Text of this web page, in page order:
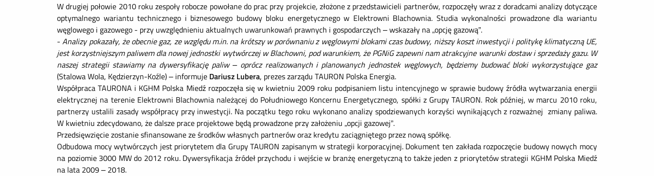
W drugiej połowie 2010 roku zespoły robocze powołane do prac przy projekcie, złożone z przedstawicieli partnerów, rozpoczęły wraz z doradcami analizy dotyczące
optymalnego wariantu technicznego i biznesowego budowy bloku energetycznego w Elektrowni Blachownia. Studia wykonalności prowadzone dla wariantu
węglowego i gazowego - przy uwzględnieniu aktualnych uwarunkowań prawnych i gospodarczych – wskazały na „opcję gazową”.
-Analizy pokazały, że obecnie gaz, ze względu m.in. na krótszy w porównaniu z węglowymi blokami czas budowy, niższy koszt inwestycji i politykę klimatyczną UE,
jest korzystniejszym paliwem dla nowej jednostki wytwórczej w Blachowni, pod warunkiem, że PGNiG zapewni nam atrakcyjne warunki dostaw i sprzedaży gazu. W
naszej strategii stawiamy na dywersyfikację paliw – oprócz realizowanych i planowanych jednostek węglowych, będziemy budować bloki wykorzystujące gaz
(Stalowa Wola, Kędzierzyn-Koźle) – informuje Dariusz Lubera, prezes zarządu TAURON Polska Energia.
Współpraca TAURONA i KGHM Polska Miedź rozpoczęła się w kwietniu 2009 roku podpisaniem listu intencyjnego w sprawie budowy źródła wytwarzania energii
elektrycznej na terenie Elektrowni Blachownia należącej do Południowego Koncernu Energetycznego, spółki z Grupy TAURON. Rok później, w marcu 2010 roku,
partnerzy ustalili zasady współpracy przy inwestycji. Na początku tego roku wykonano analizy spodziewanych korzyści wynikających z rozważnej zmiany paliwa.
W kwietniu zdecydowano, że dalsze prace projektowe będą prowadzone przy założeniu „opcji gazowej”.
Przedsięwzięcie zostanie sfinansowane ze środków własnych partnerów oraz kredytu zaciągniętego przez nową spółkę.
Odbudowa mocy wytwórczych jest priorytetem dla Grupy TAURON zapisanym w strategii korporacyjnej. Dokument ten zakłada rozpoczęcie budowy nowych mocy
na poziomie 3000 MW do 2012 roku. Dywersyfikacja źródeł przychodu i wejście w branżę energetyczną to także jeden z priorytetów strategii KGHM Polska Miedź
na lata 2009 – 2018.